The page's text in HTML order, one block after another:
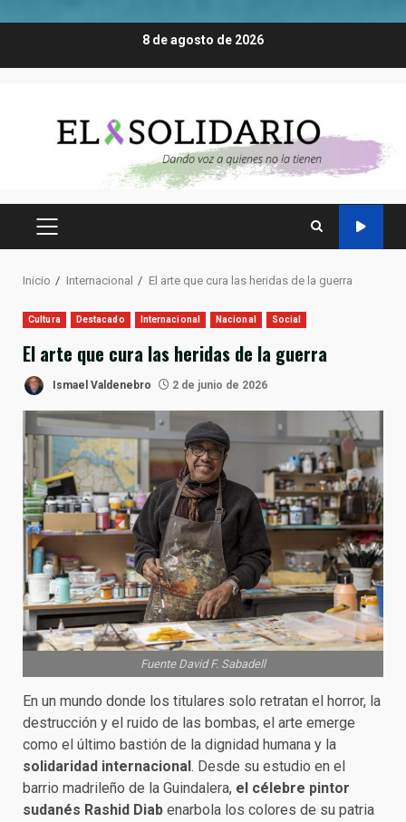
8 de agosto de 2026
MENÚ
Inicio Internacional El arte que cura las heridas de la guerra
Cultura Destacado Internacional Nacional Social
El arte que cura las heridas de la guerra
Ismael Valdenebro 2 de junio de 2026
Fuente David F. Sabadell
En un mundo donde los titulares solo retratan el horror, la
destrucción y el ruido de las bombas, el arte emerge
como el último bastión de la dignidad humana y la
solidaridad internacional . Desde su estudio en el
barrio madrileño de la Guindalera, el célebre pintor
sudanés Rashid Diab enarbola los colores de su patria